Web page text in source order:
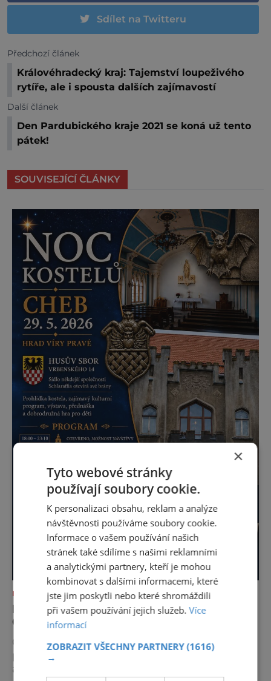
Sdílet na Twitteru
Předchozí článek
Královéhradecký kraj: Tajemství loupeživého
rytíře, ale i spousta dalších zajímavostí
Další článek
Den Pardubického kraje 2021 se koná už tento
pátek!
SOUVISEJÍCÍ ČLÁNKY
NEJKRÁSNĚJŠÍ PAMÁTKY
NOC KOSTELŮ 2026 V HUSOVĚ SBORU V
CHEBU
Odhalte tajemství chebské Schlaraffie V
pátek 29. května 2026 se v rámci celostátní
akce Noc kostelů otevřou veřejnosti i místa,
×
Tyto webové stránky
používají soubory cookie.
K personalizaci obsahu, reklam a analýze
návštěvnosti používáme soubory cookie.
Informace o vašem používání našich
stránek také sdílíme s našimi reklamními
a analytickými partnery, kteří je mohou
kombinovat s dalšími informacemi, které
jste jim poskytli nebo které shromáždili
při vašem používání jejich služeb.Více
informací
ZOBRAZIT VŠECHNY PARTNERY(1616)
→